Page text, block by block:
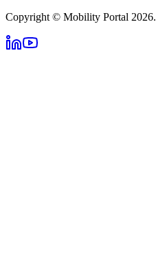
Copyright © Mobility Portal 2026.